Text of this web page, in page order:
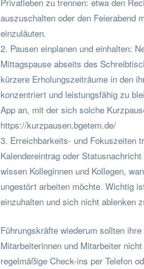
auszuschalten oder den Feierabend
einzuläuten.
2. Pausen einplanen und einhalten:
Mittagspause abseits des
kürzere Erholungszeiträume in den
konzentriert und leistungsfähig zu
App an, mit der sich solche
https://kurzpausen.bgetem.de/
3. Erreichbarkeits- und Fokuszeiten
Kalendereintrag oder
wissen Kolleginnen und Kollegen,
ungestört arbeiten möchte. Wichtig
einzuhalten und sich nicht ablenken
Führungskräfte wiederum sollten
Mitarbeiterinnen und Mitarbeiter
regelmäßige Check-ins per Telefon